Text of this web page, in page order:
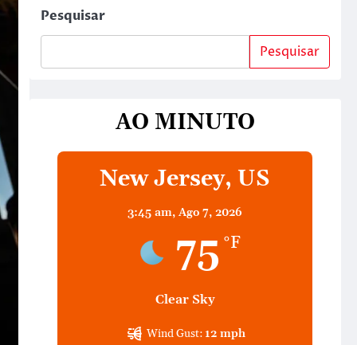
Pesquisar
Pesquisar
AO MINUTO
New Jersey, US
3:45 am,Ago 7, 2026
75 °F
Clear Sky
Wind Gust: 12 mph